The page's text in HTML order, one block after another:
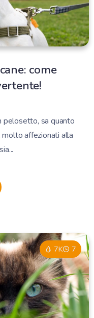
come
pelosetto, sa quanto
molto affezionati alla
7K 7